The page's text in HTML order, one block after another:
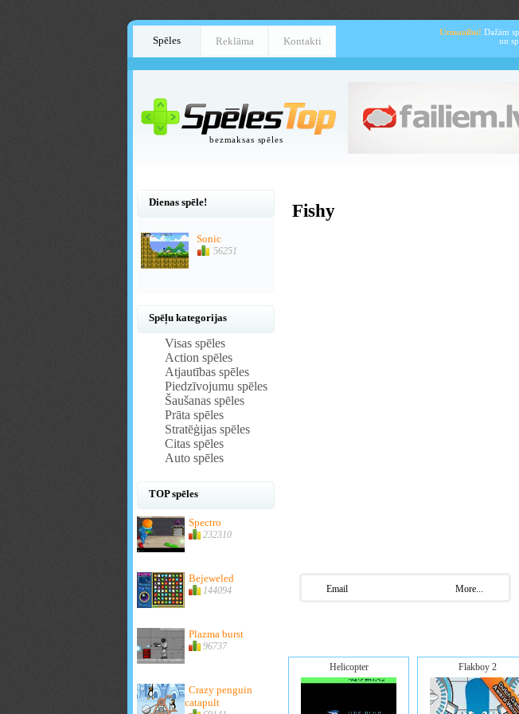
Spēles Reklāma Kontakti
Uzmanību! Dažām
un
bezmaksas spēles
Dienas spēle!
Sonic
56251
Spēļu kategorijas
Visas spēles
Action spēles
Atjautības spēles
Piedzīvojumu spēles
Šaušanas spēles
Prāta spēles
Stratēģijas spēles
Citas spēles
Auto spēles
TOP spēles
Spectro
232310
Bejeweled
144094
Plazma burst
96737
Crazy penguin
catapult
Fishy
Email More...
Helicopter Flakboy 2